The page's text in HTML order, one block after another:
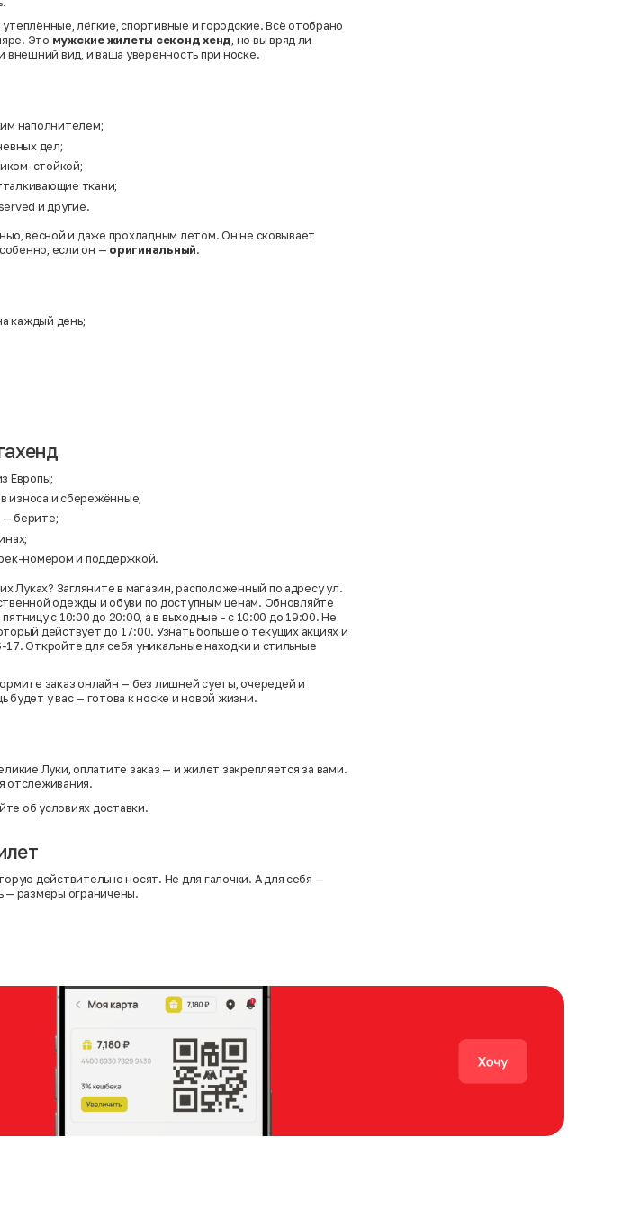
утеплённые, лёгкие, спортивные и городские. Всё отобрано
Это мужские жилеты секонд хенд, но вы вряд ли
вид, и ваша уверенность при носке.
наполнителем;
дел;
стойкой;
ткани;
и другие.
весной и даже прохладным летом. Он не сковывает
если он — оригинальный.
каждый день;
Европы;
износа и сбережённые;
— берите;
номером и поддержкой.
Загляните в магазин, расположенный по адресу ул.
одежды и обуви по доступным ценам. Обновляйте
с 10:00 до 20:00, а в выходные - с 10:00 до 19:00. Не
действует до 17:00. Узнать больше о текущих акциях и
Откройте для себя уникальные находки и стильные
заказ онлайн — без лишней суеты, очередей и
будет у вас — готова к носке и новой жизни.
Луки, оплатите заказ — и жилет закрепляется за вами.
отслеживания.
об условиях доставки.
действительно носят. Не для галочки. А для себя —
— размеры ограничены.